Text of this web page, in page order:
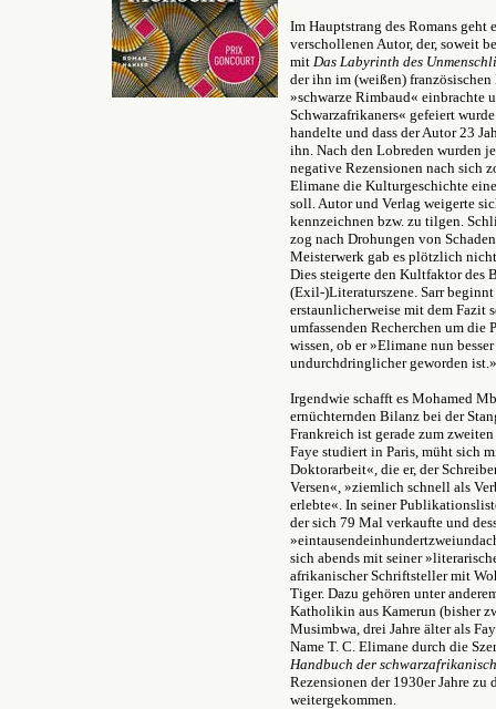
Im Hauptstrang des Romans geht
verschollenen Autor, der, soweit
mit Das Labyrinth des
der ihn im (weißen)
»schwarze Rimbaud« einbrachte
Schwarzafrikaners« gefeiert
handelte und dass der Autor 23
ihn. Nach den Lobreden wurden
negative Rezensionen nach sich
Elimane die Kulturgeschichte
soll. Autor und Verlag weigerte
kennzeichnen bzw. zu tilgen.
zog nach Drohungen von
Meisterwerk gab es plötzlich
Dies steigerte den Kultfaktor des
(Exil-)Literaturszene. Sarr
erstaunlicherweise mit dem Fazit
umfassenden Recherchen um die
wissen, ob er »Elimane nun
undurchdringlicher geworden ist.»
Irgendwie schafft es Mohamed
ernüchternden Bilanz bei der
Frankreich ist gerade zum
Faye studiert in Paris, müht sich
Doktorarbeit«, die er, der
Versen«, »ziemlich schnell als
erlebte«. In seiner
der sich 79 Mal verkaufte und
sich abends mit seiner
afrikanischer Schriftsteller mit
Tiger. Dazu gehören unter
Katholikin aus Kamerun (bisher
Musimbwa, drei Jahre älter als
Name T. C. Elimane durch die
Handbuch der
Rezensionen der 1930er Jahre
weitergekommen.